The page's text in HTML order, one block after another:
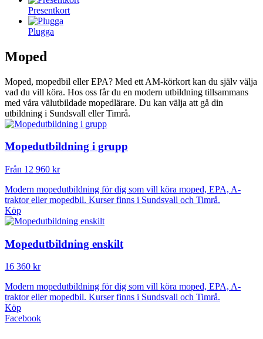
Presentkort
Plugga
Moped
Moped, mopedbil eller EPA? Med ett AM-körkort kan du själv välja
vad du vill köra. Hos oss får du en modern utbildning tillsammans
med våra välutbildade mopedlärare. Du kan välja att gå din
utbildning i Sundsvall eller Timrå.
Mopedutbildning i grupp
Från 12 960 kr
Modern mopedutbildning för dig som vill köra moped, EPA, A-
traktor eller mopedbil. Kurser finns i Sundsvall och Timrå.
Köp
Mopedutbildning enskilt
16 360 kr
Modern mopedutbildning för dig som vill köra moped, EPA, A-
traktor eller mopedbil. Kurser finns i Sundsvall och Timrå.
Köp
Facebook